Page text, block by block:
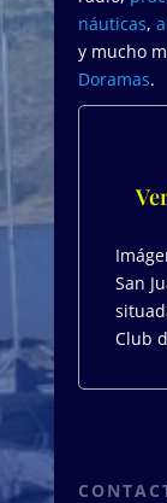
náuticas,
y mucho
Doramas.
San
Club